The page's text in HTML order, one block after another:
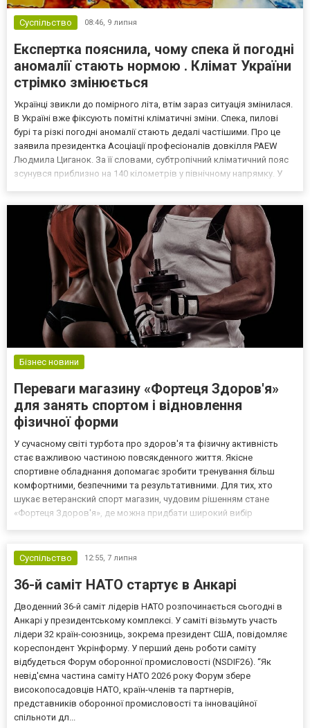
Суспільство 08:46, 9 липня
Експертка пояснила, чому спека й погодні
аномалії стають нормою . Клімат України
стрімко змінюється
Українці звикли до помірного літа, втім зараз ситуація змінилася.
В Україні вже фіксують помітні кліматичні зміни. Спека, пилові
бурі та різкі погодні аномалії стають дедалі частішими. Про це
заявила президентка Асоціації професіоналів довкілля PAEW
Людмила Циганок. За її словами, субтропічний кліматичний пояс
зсунувся приблизно на 140 кілометрів у північному напрямку. У
Бізнес новини
Переваги магазину «Фортеця Здоров'я»
для занять спортом і відновлення
фізичної форми
У сучасному світі турбота про здоров'я та фізичну активність
стає важливою частиною повсякденного життя. Якісне
спортивне обладнання допомагає зробити тренування більш
комфортними, безпечними та результативними. Для тих, хто
шукає ветеранский спорт магазин, чудовим рішенням стане
«Фортеця Здоров'я», де можна придбати широкий вибір
обла...
Суспільство 12:55, 7 липня
36-й саміт НАТО стартує в Анкарі
Дводенний 36-й саміт лідерів НАТО розпочинається сьогодні в
Анкарі у президентському комплексі. У саміті візьмуть участь
лідери 32 країн-союзниць, зокрема президент США, повідомляє
кореспондент Укрінформу. У перший день роботи саміту
відбудеться Форум оборонної промисловості (NSDIF26). “Як
невід'ємна частина саміту НАТО 2026 року Форум збере
високопосадовців НАТО, країн-членів та партнерів,
представників оборонної промисловості та інноваційної
спільноти дл...